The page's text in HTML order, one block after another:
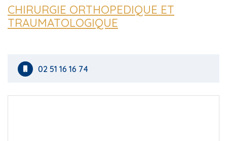
CHIRURGIE ORTHOPEDIQUE ET
TRAUMATOLOGIQUE
02 51 16 16 74